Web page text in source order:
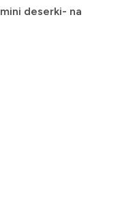
deserki- na